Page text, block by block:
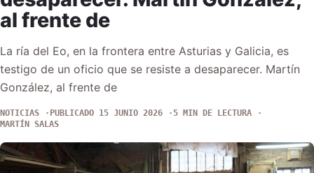
al frente de
La ría del Eo, en la frontera entre Asturias y Galicia, es
testigo de un oficio que se resiste a desaparecer. Martín
González, al frente de
NOTICIAS PUBLICADO 15 JUNIO 2026
5 MIN DE LECTURA
MARTÍN SALAS